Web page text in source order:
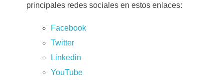
principales redes sociales en estos enlaces:
Facebook
Twitter
Linkedin
YouTube